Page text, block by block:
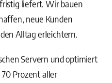
liefert. Wir bauen
neue Kunden
Alltag erleichtern.
Servern und optimiert
Prozent aller